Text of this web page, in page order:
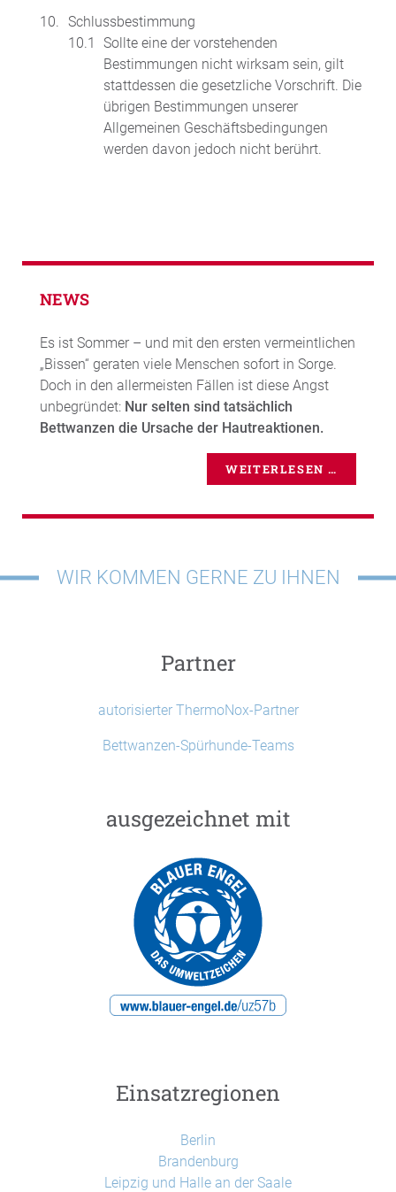
Schlussbestimmung
Sollte eine der vorstehenden
Bestimmungen nicht wirksam sein, gilt
stattdessen die gesetzliche Vorschrift. Die
übrigen Bestimmungen unserer
Allgemeinen Geschäftsbedingungen
werden davon jedoch nicht berührt.
NEWS
Es ist Sommer – und mit den ersten vermeintlichen
„Bissen“ geraten viele Menschen sofort in Sorge.
Doch in den allermeisten Fällen ist diese Angst
unbegründet: Nur selten sind tatsächlich
Bettwanzen die Ursache der Hautreaktionen.
WEITERLESEN …
WIR KOMMEN GERNE ZU IHNEN
Partner
autorisierter ThermoNox-Partner
Bettwanzen-Spürhunde-Teams
ausgezeichnet mit
Einsatzregionen
Berlin
Brandenburg
Leipzig und Halle an der Saale